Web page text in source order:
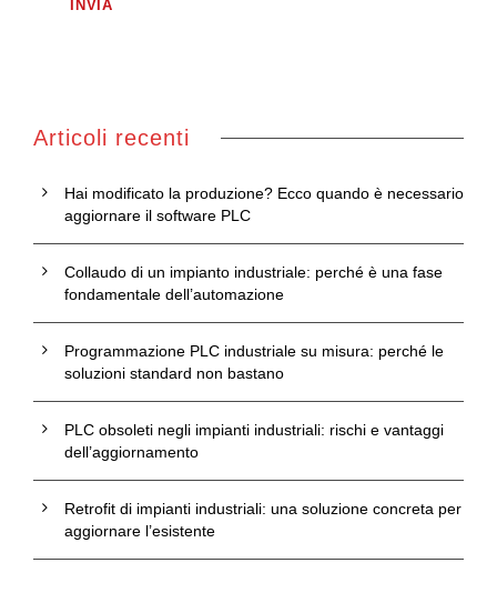
Articoli recenti
Hai modificato la produzione? Ecco quando è necessario
aggiornare il software PLC
Collaudo di un impianto industriale: perché è una fase
fondamentale dell’automazione
Programmazione PLC industriale su misura: perché le
soluzioni standard non bastano
PLC obsoleti negli impianti industriali: rischi e vantaggi
dell’aggiornamento
Retrofit di impianti industriali: una soluzione concreta per
aggiornare l’esistente